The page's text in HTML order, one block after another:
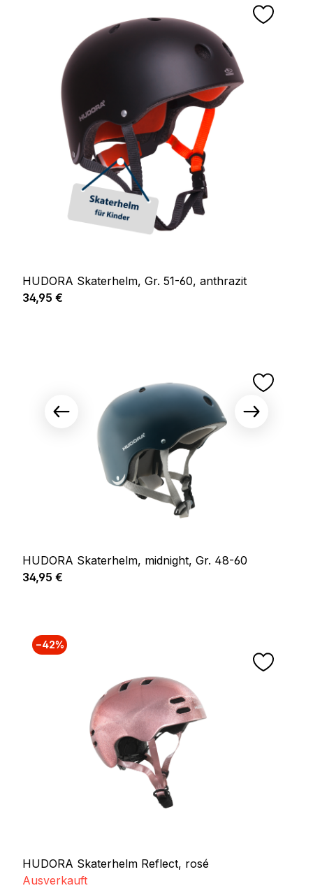
HUDORA Skaterhelm, Gr. 51-60, anthrazit
Regulärer Preis:
34,95 €
HUDORA Skaterhelm, midnight, Gr. 48-60
Regulärer Preis:
34,95 €
−42%
HUDORA Skaterhelm Reflect, rosé
Ausverkauft